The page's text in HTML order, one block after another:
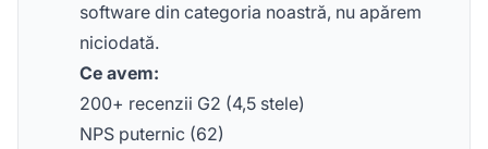
software din categoria noastră, nu apărem
niciodată.
Ce avem:
200+ recenzii G2 (4,5 stele)
NPS puternic (62)